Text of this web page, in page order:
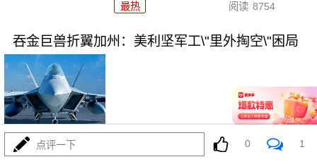
最热 阅读 8754
吞金巨兽折翼加州：美利坚军工\"里外掏空\"困局
最热
点评一下
0 1